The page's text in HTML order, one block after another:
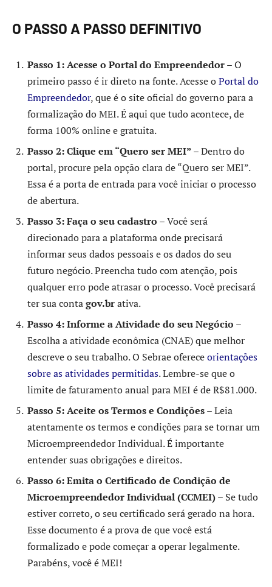
O PASSO A PASSO DEFINITIVO
Passo 1: Acesse o Portal do Empreendedor– O
primeiro passo é ir direto na fonte. Acesse oPortal do
Empreendedor, que é o site oficial do governo para a
formalização do MEI. É aqui que tudo acontece, de
forma 100% online e gratuita.
Passo 2: Clique em “Quero ser MEI” – Dentro do
portal, procure pela opção clara de “Quero ser MEI”.
Essa é a porta de entrada para você iniciar o processo
de abertura.
Passo 3: Faça o seu cadastro – Você será
direcionado para a plataforma onde precisará
informar seus dados pessoais e os dados do seu
futuro negócio. Preencha tudo com atenção, pois
qualquer erro pode atrasar o processo. Você precisará
ter sua contagov.brativa.
Passo 4: Informe a Atividade do seu Negócio –
Escolha a atividade econômica (CNAE) que melhor
descreve o seu trabalho. O Sebrae ofereceorientações
sobre as atividades permitidas. Lembre-se que o
limite de faturamento anual para MEI é de R$81.000.
Passo 5: Aceite os Termos e Condições– Leia
atentamente os termos e condições para se tornar um
Microempreendedor Individual. É importante
entender suas obrigações e direitos.
Passo 6: Emita o Certificado de Condição de
Microempreendedor Individual (CCMEI)– Se tudo
estiver correto, o seu certificado será gerado na hora.
Esse documento é a prova de que você está
formalizado e pode começar a operar legalmente.
Parabéns, você é MEI!